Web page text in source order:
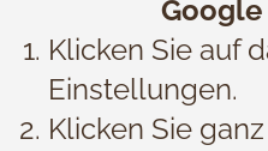
Klicken Sie auf
Einstellungen.
Klicken Sie